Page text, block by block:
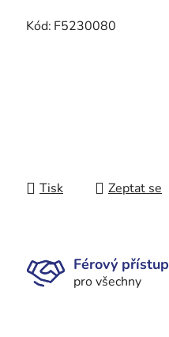
Kód: F5230080
Tisk Zeptat se
Férový přístup
pro všechny